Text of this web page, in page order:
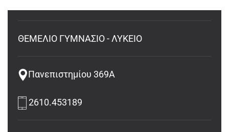
ΘΕΜΕΛΙΟ ΓΥΜΝΑΣΙΟ - ΛΥΚΕΙΟ
Πανεπιστημίου 369Α
2610.453189